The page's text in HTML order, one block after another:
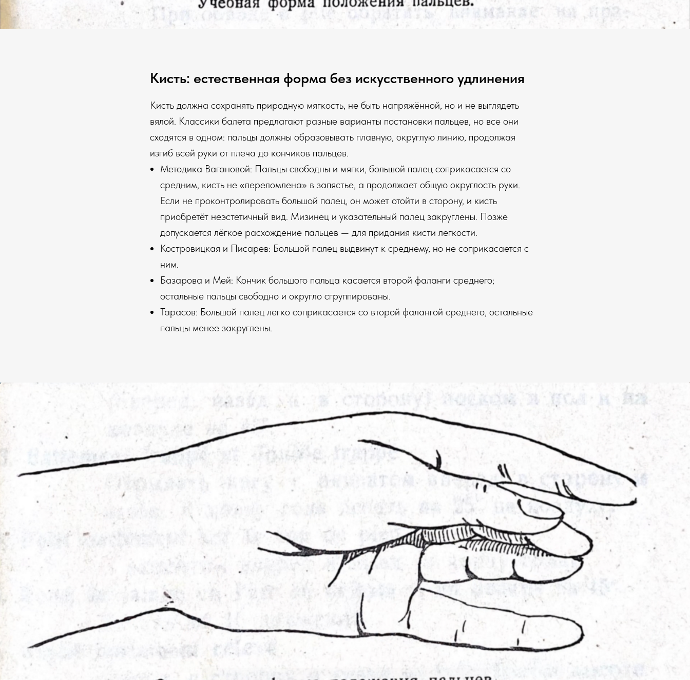
Кисть: естественная форма без искусственного удлинения
Кисть должна сохранять природную мягкость, не быть напряжённой, но и не выглядеть
вялой. Классики балета предлагают разные варианты постановки пальцев, но все они
сходятся в одном: пальцы должны образовывать плавную, округлую линию, продолжая
изгиб всей руки от плеча до кончиков пальцев.
Методика Вагановой: Пальцы свободны и мягки, большой палец соприкасается со
средним, кисть не «переломлена» в запястье, а продолжает общую округлость руки.
Если не проконтролировать большой палец, он может отойти в сторону, и кисть
приобретёт неэстетичный вид. Мизинец и указательный палец закруглены. Позже
допускается лёгкое расхождение пальцев — для придания кисти легкости.
Костровицкая и Писарев: Большой палец выдвинут к среднему, но не соприкасается с
ним.
Базарова и Мей: Кончик большого пальца касается второй фаланги среднего;
остальные пальцы свободно и округло сгруппированы.
Тарасов: Большой палец легко соприкасается со второй фалангой среднего, остальные
пальцы менее закруглены.